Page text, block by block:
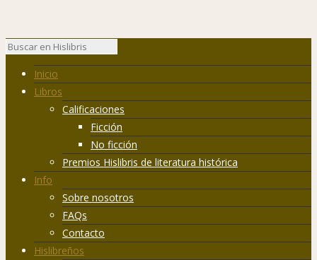
Inicio
Libros
Calificaciones
Ficción
No ficción
Premios Hislibris de literatura histórica
Info
Sobre nosotros
FAQs
Contacto
Hislibreños